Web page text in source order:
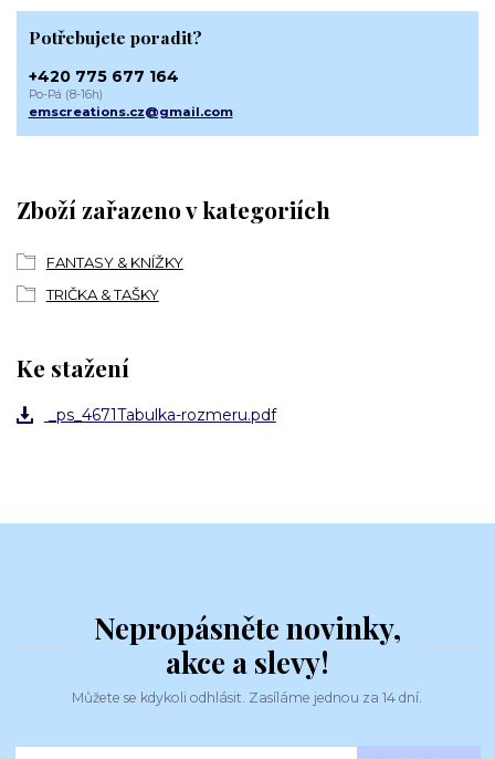
Zboží zařazeno v kategoriích
FANTASY & KNÍŽKY
TRIČKA & TAŠKY
Potřebujete poradit?
+420 775 677 164
Po-Pá (8-16h)
emscreations.cz@gmail.com
Ke stažení
_ps_4671Tabulka-rozmeru.pdf
Nepropásněte novinky,
akce a slevy!
Můžete se kdykoli odhlásit. Zasíláme jednou za 14 dní.